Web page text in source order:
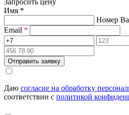
Имя *
Номер
Email *
Отправить заявку
Даю согласие на обработку
соответствии с политикой